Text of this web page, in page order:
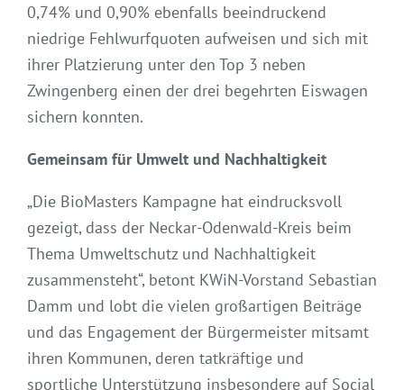
0,74% und 0,90% ebenfalls beeindruckend
niedrige Fehlwurfquoten aufweisen und sich mit
ihrer Platzierung unter den Top 3 neben
Zwingenberg einen der drei begehrten Eiswagen
sichern konnten.
Gemeinsam für Umwelt und Nachhaltigkeit
„Die BioMasters Kampagne hat eindrucksvoll
gezeigt, dass der Neckar-Odenwald-Kreis beim
Thema Umweltschutz und Nachhaltigkeit
zusammensteht“, betont KWiN-Vorstand Sebastian
Damm und lobt die vielen großartigen Beiträge
und das Engagement der Bürgermeister mitsamt
ihren Kommunen, deren tatkräftige und
sportliche Unterstützung insbesondere auf Social